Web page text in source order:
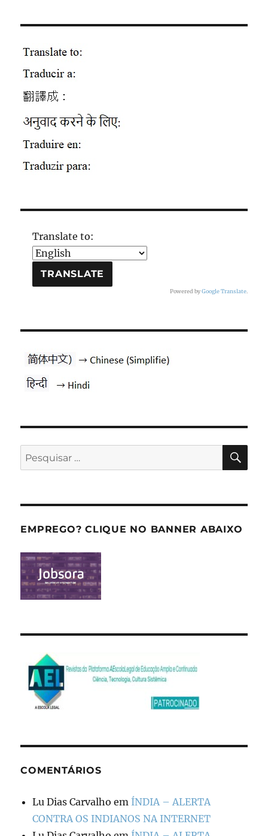
Translate to:
Powered byGoogle Translate.
Pesquisar
por:
EMPREGO? CLIQUE NO BANNER ABAIXO
COMENTÁRIOS
Lu Dias Carvalho em ÍNDIA – ALERTA
CONTRA OS INDIANOS NA INTERNET